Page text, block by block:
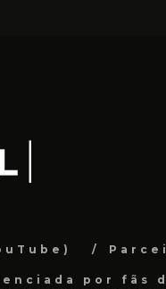
por fãs